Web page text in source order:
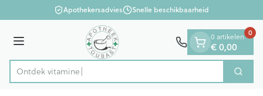
Ga naar de inhoudApothekersadvies Snelle beschikbaarheid
Menu
Product, merk, categorie...
Ontdek Zoek
0 artikelen
€ 0,00
0